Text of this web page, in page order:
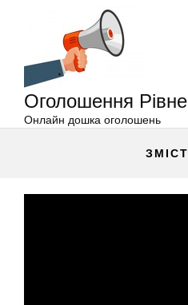
Оголошення Рівне
Онлайн дошка оголошень
ЗМІСТ